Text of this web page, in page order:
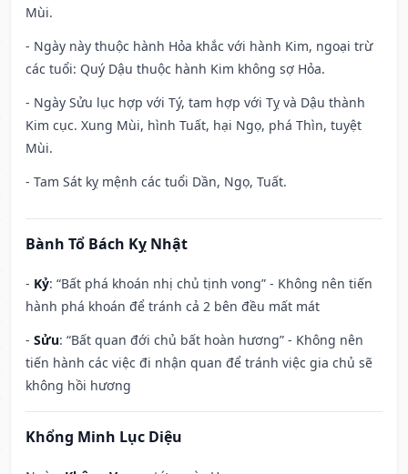
Mùi.
- Ngày này thuộc hành Hỏa khắc với hành Kim, ngoại trừ
các tuổi: Quý Dậu thuộc hành Kim không sợ Hỏa.
- Ngày Sửu lục hợp với Tý, tam hợp với Tỵ và Dậu thành
Kim cục. Xung Mùi, hình Tuất, hại Ngọ, phá Thìn, tuyệt
Mùi.
- Tam Sát kỵ mệnh các tuổi Dần, Ngọ, Tuất.
Bành Tổ Bách Kỵ Nhật
- Kỷ: “Bất phá khoán nhị chủ tịnh vong” - Không nên tiến
hành phá khoán để tránh cả 2 bên đều mất mát
- Sửu: “Bất quan đới chủ bất hoàn hương” - Không nên
tiến hành các việc đi nhận quan để tránh việc gia chủ sẽ
không hồi hương
Khổng Minh Lục Diệu